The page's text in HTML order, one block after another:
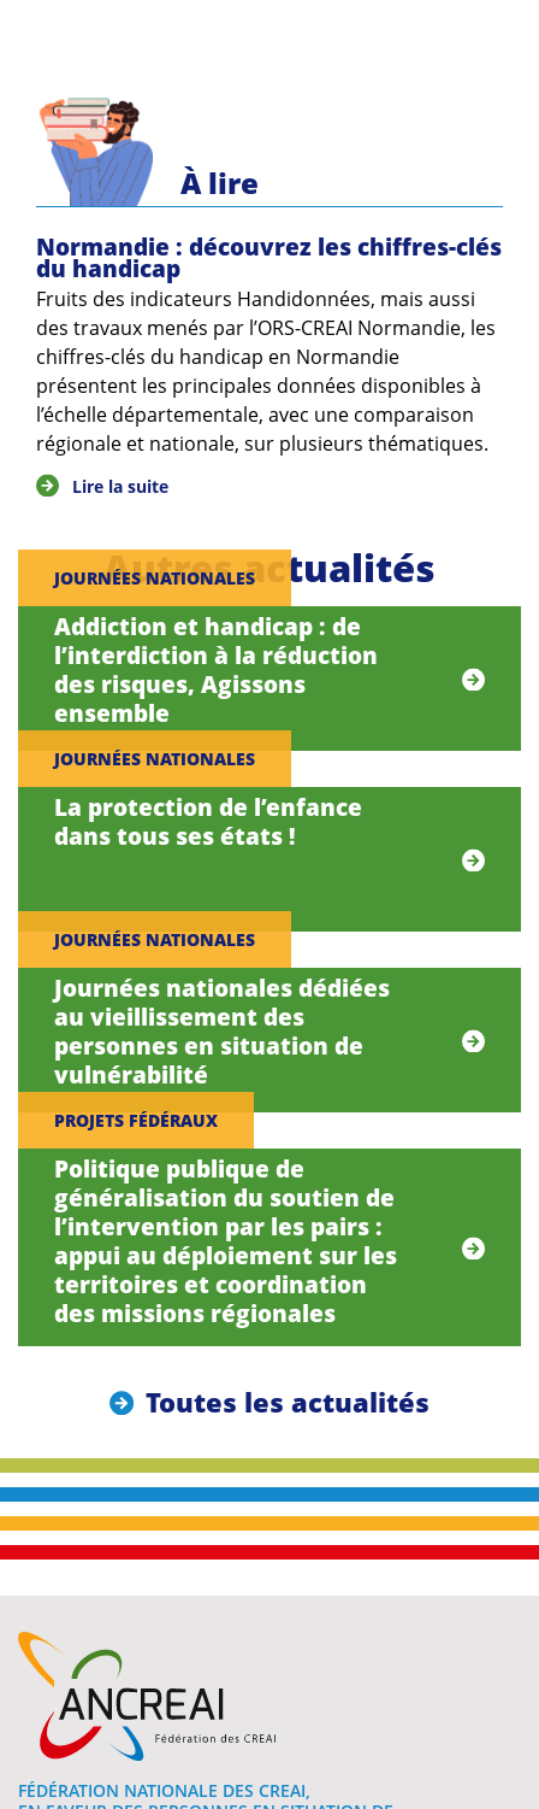
À lire
Normandie : découvrez les chiffres-clés
du handicap
Fruits des indicateurs Handidonnées, mais aussi
des travaux menés par l’ORS-CREAI Normandie, les
chiffres-clés du handicap en Normandie
présentent les principales données disponibles à
l’échelle départementale, avec une comparaison
régionale et nationale, sur plusieurs thématiques.
Lire la suite
Autres actualités
JOURNÉES NATIONALES
Addiction et handicap : de
l’interdiction à la réduction
des risques, Agissons
ensemble
JOURNÉES NATIONALES
La protection de l’enfance
dans tous ses états !
JOURNÉES NATIONALES
Journées nationales dédiées
au vieillissement des
personnes en situation de
vulnérabilité
PROJETS FÉDÉRAUX
Politique publique de
généralisation du soutien de
l’intervention par les pairs :
appui au déploiement sur les
territoires et coordination
des missions régionales
Toutes les actualités
FÉDÉRATION NATIONALE DES CREAI,